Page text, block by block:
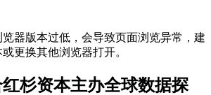
器版本过低，会导致页面浏览异常，建
更换其他浏览器打开。
杉资本主办全球数据探